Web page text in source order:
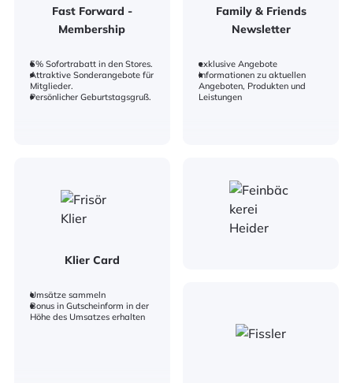
Fast Forward -
Membership
5% Sofortrabatt in den Stores.
Attraktive Sonderangebote für
Mitglieder.
Persönlicher Geburtstagsgruß.
Family & Friends
Newsletter
exklusive Angebote
Informationen zu aktuellen
Angeboten, Produkten und
Leistungen
Klier Card
Umsätze sammeln
Bonus in Gutscheinform in der
Höhe des Umsatzes erhalten